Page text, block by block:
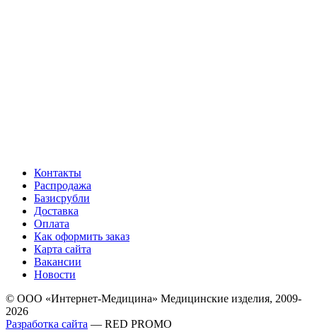
Контакты
Распродажа
Базисрубли
Доставка
Оплата
Как оформить заказ
Карта сайта
Вакансии
Новости
© ООО «Интернет-Медицина» Медицинские изделия, 2009-
2026
Разработка сайта — RED PROMO